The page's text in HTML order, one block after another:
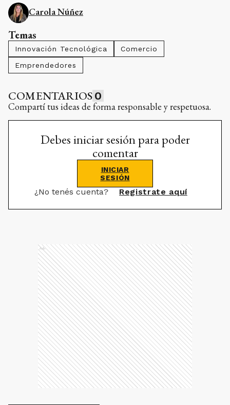
Carola Núñez
Temas
Innovación Tecnológica
Comercio
Emprendedores
COMENTARIOS 0
Compartí tus ideas de forma responsable y respetuosa.
Debes iniciar sesión para poder
comentar
INICIAR
SESIÓN
¿No tenés cuenta? Registrate aquí
Ads